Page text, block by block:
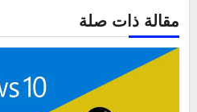
مقالة ذات صلة